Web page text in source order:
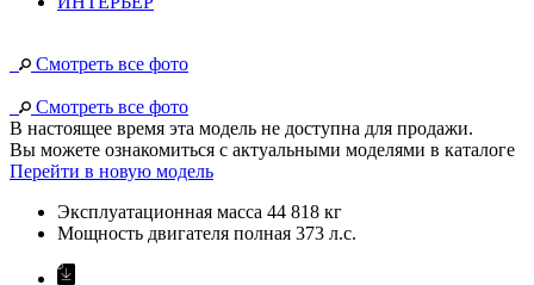
Смотреть все фото
Смотреть все фото
В настоящее время эта модель не доступна для продажи.
Вы можете ознакомиться с актуальными моделями в каталоге
Перейти в новую модель
Эксплуатационная масса 44 818 кг
Мощность двигателя полная 373 л.с.